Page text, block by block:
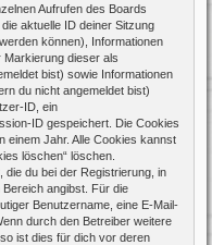
Aufrufen des Boards
aktuelle ID deiner Sitzung
können), Informationen
dieser als
bist) sowie Informationen
du nicht angemeldet bist)
ID, ein
ID gespeichert. Die Cookies
einem Jahr. Alle Cookies kannst
löschen“ löschen.
die du bei der Registrierung, in
angibst. Für die
Benutzername, eine E-Mail-
durch den Betreiber weitere
ist dies für dich vor deren